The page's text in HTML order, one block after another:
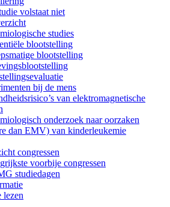
volstaat niet
studies
blootstelling
blootstelling
bij de mens
van elektromagnetische
onderzoek naar oorzaken
dan EMV) van kinderleukemie
congressen
voorbije congressen
studiedagen
lezen